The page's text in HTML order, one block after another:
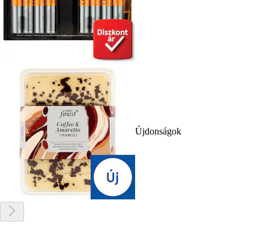
Újdonságok